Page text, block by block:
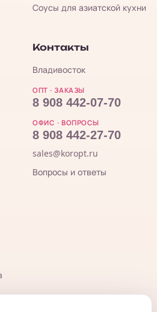
Соусы для азиатской кухни
Контакты
Владивосток
ОПТ · ЗАКАЗЫ
8 908 442-07-70
ОФИС · ВОПРОСЫ
8 908 442-27-70
sales@koropt.ru
Вопросы и ответы